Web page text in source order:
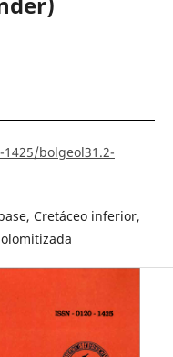
bolgeol31.2-
Cretáceo inferior,